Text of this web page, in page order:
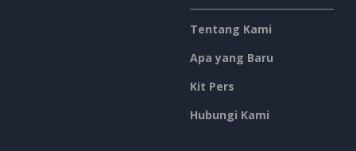
Tentang Kami
Apa yang Baru
Kit Pers
Hubungi Kami